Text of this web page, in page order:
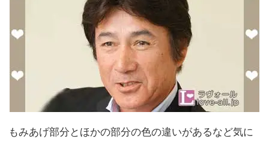
もみあげ部分とほかの部分の色の違いがあるなど気に